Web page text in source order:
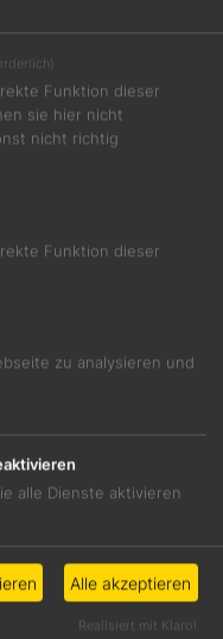
Vanilleschote,
griffig. Hat
€
Funktion dieser
sie hier nicht
nicht richtig
Funktion dieser
zu analysieren und
alle Dienste aktivieren
Alle akzeptieren
Realisiert mit Klaro!